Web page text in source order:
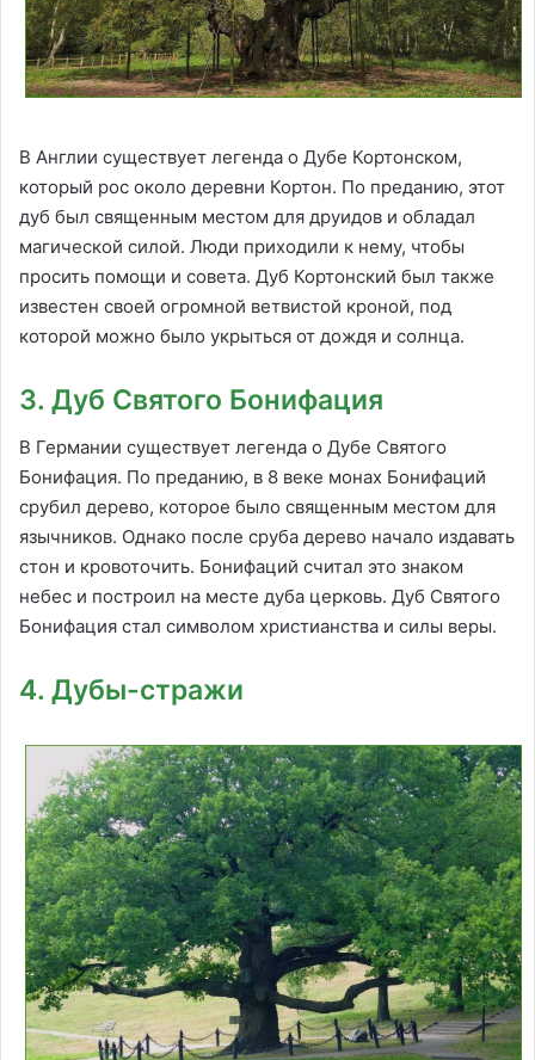
В Англии существует легенда о Дубе Кортонском,
который рос около деревни Кортон. По преданию, этот
дуб был священным местом для друидов и обладал
магической силой. Люди приходили к нему, чтобы
просить помощи и совета. Дуб Кортонский был также
известен своей огромной ветвистой кроной, под
которой можно было укрыться от дождя и солнца.
3. Дуб Святого Бонифация
В Германии существует легенда о Дубе Святого
Бонифация. По преданию, в 8 веке монах Бонифаций
срубил дерево, которое было священным местом для
язычников. Однако после сруба дерево начало издавать
стон и кровоточить. Бонифаций считал это знаком
небес и построил на месте дуба церковь. Дуб Святого
Бонифация стал символом христианства и силы веры.
4. Дубы-стражи